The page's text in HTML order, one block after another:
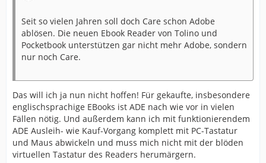
Seit so vielen Jahren soll doch Care schon Adobe
ablösen. Die neuen Ebook Reader von Tolino und
Pocketbook unterstützen gar nicht mehr Adobe, sondern
nur noch Care.
Das will ich ja nun nicht hoffen! Für gekaufte, insbesondere
englischsprachige EBooks ist ADE nach wie vor in vielen
Fällen nötig. Und außerdem kann ich mit funktionierendem
ADE Ausleih- wie Kauf-Vorgang komplett mit PC-Tastatur
und Maus abwickeln und muss mich nicht mit der blöden
virtuellen Tastatur des Readers herumärgern.